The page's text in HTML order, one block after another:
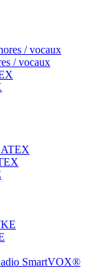
/ vocaux